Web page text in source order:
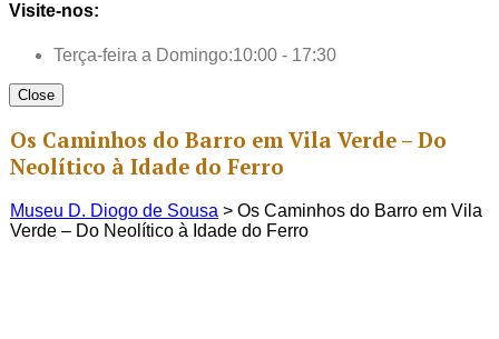
Visite-nos:
Terça-feira a Domingo:10:00 - 17:30
Close
Os Caminhos do Barro em Vila Verde – Do
Neolítico à Idade do Ferro
Museu D. Diogo de Sousa > Os Caminhos do Barro em Vila
Verde – Do Neolítico à Idade do Ferro